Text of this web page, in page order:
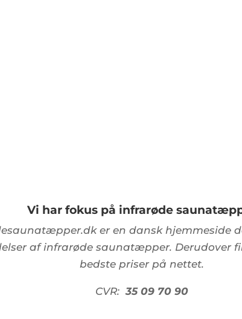
Vi har fokus på infrarøde
er en dansk hjemmeside
af infrarøde saunatæpper. Derudover
bedste priser på nettet.
CVR: 35 09 70 90